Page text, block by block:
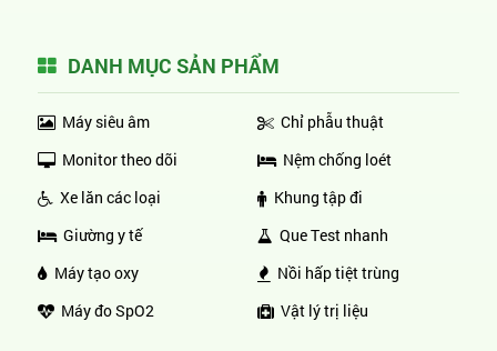
DANH MỤC SẢN PHẨM
Máy siêu âm
Monitor theo dõi
Xe lăn các loại
Giường y tế
Máy tạo oxy
Máy đo SpO2
Chỉ phẫu thuật
Nệm chống loét
Khung tập đi
Que Test nhanh
Nồi hấp tiệt trùng
Vật lý trị liệu